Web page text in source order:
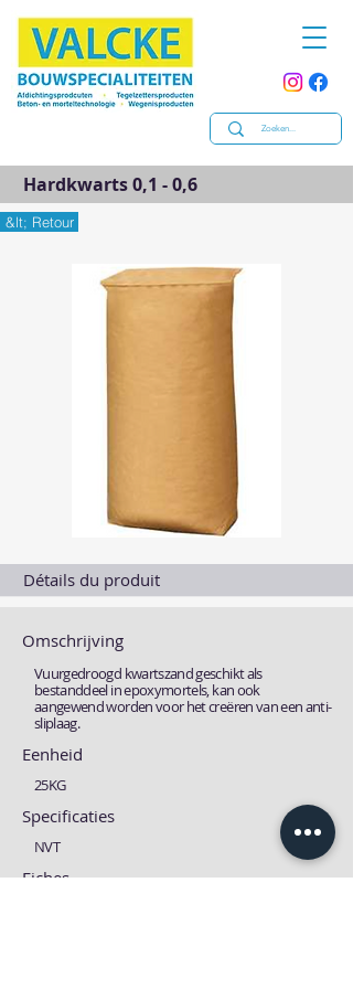
Hardkwarts 0,1 - 0,6
&lt; Retour
Détails du produit
Omschrijving
Vuurgedroogd kwartszand geschikt als
bestanddeel in epoxymortels, kan ook
aangewend worden voor het creëren van een anti-
sliplaag.
Eenheid
25KG
Specificaties
NVT
Fiches